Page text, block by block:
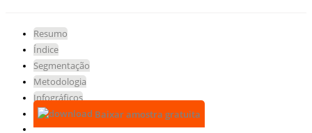
Resumo
Índice
Segmentação
Metodologia
Infográficos
Baixar amostra gratuita